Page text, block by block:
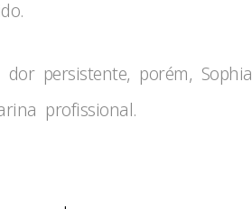
persistente, porém, Sophia
profissional.